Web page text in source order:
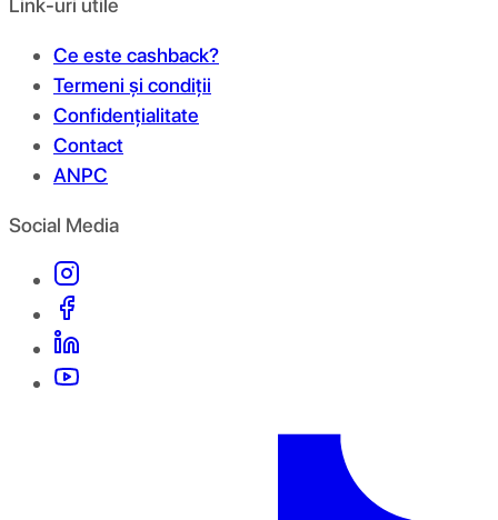
Link-uri utile
Ce este cashback?
Termeni și condiții
Confidențialitate
Contact
ANPC
Social Media